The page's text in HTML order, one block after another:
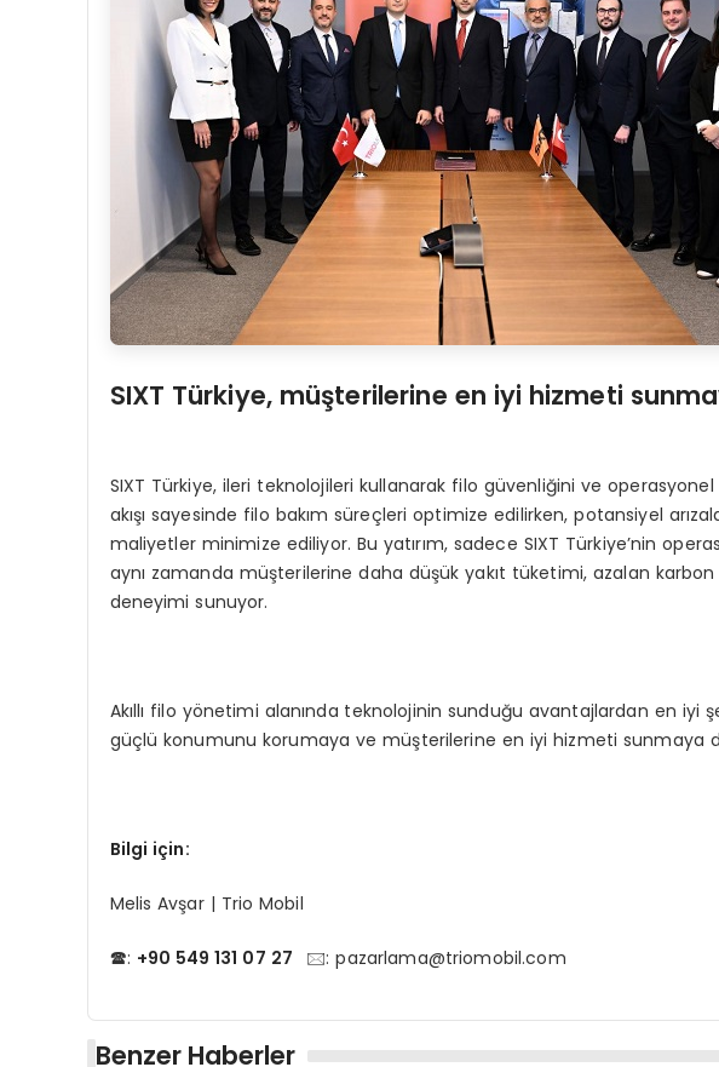
SIXT Türkiye, müşterilerine en iyi hizmeti
SIXT Türkiye, ileri teknolojileri kullanarak filo güvenliğini ve
akışı sayesinde filo bakım süreçleri optimize edilirken, potansiyel
maliyetler minimize ediliyor. Bu yatırım, sadece SIXT Türkiye’nin
aynı zamanda müşterilerine daha düşük yakıt tüketimi, azalan karbon
deneyimi sunuyor.
Akıllı filo yönetimi alanında teknolojinin sunduğu avantajlardan en iyi
güçlü konumunu korumaya ve müşterilerine en iyi hizmeti sunmaya
Bilgi için:
Melis Avşar | Trio Mobil
🕿: +90 549 131 07 27 🖂:pazarlama@triomobil.com
Benzer Haberler